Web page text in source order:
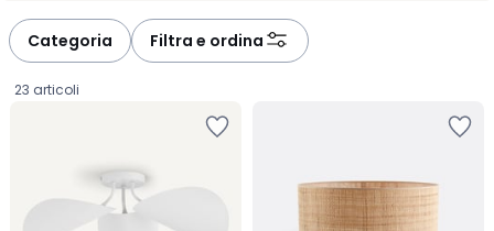
Categoria Filtra e ordina
23 articoli